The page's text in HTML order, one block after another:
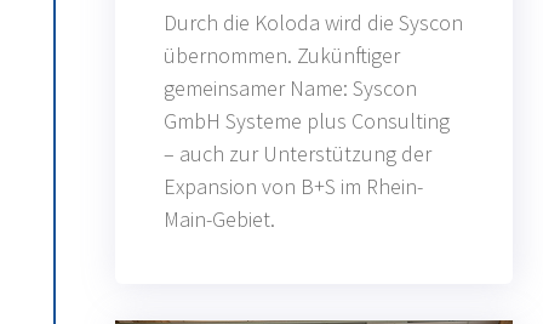
Durch die Koloda wird die Syscon
übernommen. Zukünftiger
gemeinsamer Name: Syscon
GmbH Systeme plus Consulting
– auch zur Unterstützung der
Expansion von B+S im Rhein-
Main-Gebiet.